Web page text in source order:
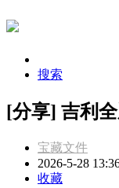
搜索
[分享] 吉利
宝藏文件
2026-5-28
收藏